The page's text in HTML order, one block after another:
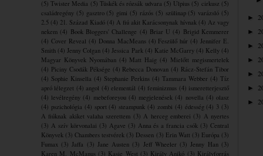
(5) Twister Media (5) Tüskék és rózsák udvara (5) Ulpius (5) cirkusz (5)
családregény (5) gasztro (5) gimi (5) rázós (5) szülinap (5) varázsló (5)
2.5 (4) 21. Század Kiadó (4) A fiú akit Karácsonynak hívnak (4) Az vagy
nekem (4) Book Bloggers' Challenge (4) Briar U (4) Brigid Kemmerer
(4) Cover Reveal (4) Donna MacMeans (4) Feszülő húr (4) Jennifer E.
Smith (4) Jenny Colgan (4) Jessica Park (4) Katie McGarry (4) Kelly (4)
Magyar Könyvek Nyomában (4) Matt Haig (4) Mielőtt megismertelek
(4) Piciny Csodák Péksége (4) Rebecca Donovan (4) Rácz-Stefán Tibor
(4) Sophie Kinsella (4) Stephanie Perkins (4) Tammara Webber (4) Tíz
apró lélegzet (4) angol (4) elementál (4) feminizmus (4) ismeretterjesztő
(4) levélregény (4) mebeforeyou (4) megjelenések (4) novella (4) olasz
(4) pszichológia (4) sport (4) steampunk (4) zombi (4) édesség (4) 3 (3)
A fiúknak akiket valaha szerettem (3) A herceg emberei (3) A nyertes
(3) A szív körvonalai (3) Agave (3) Anna és a francia csók (3) Central
Könyvek (3) Chambers testvérek (3) Dessen (3) Erin Watt (3) Európa (3)
Fumax (3) Jaffa (3) Jane Austen (3) Jeff Wheeler (3) Jenny Han (3)
Karen M. McManus (3) Kasie West (3) Király Anikó (3) Királyforrás
►
►
►
►
►
►
►